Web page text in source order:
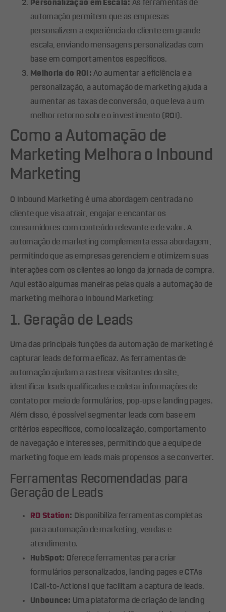
Personalização em Escala: As ferramentas de
automação permitem que as empresas
personalizem a experiência do cliente em grande
escala, enviando mensagens personalizadas com
base em comportamentos específicos.
Melhoria do ROI: Ao aumentar a eficiência e a
personalização, a automação de marketing ajuda a
aumentar as taxas de conversão, o que leva a um
melhor retorno sobre o investimento (ROI).
Como a Automação de
Marketing Melhora o Inbound
Marketing
O Inbound Marketing é uma abordagem centrada no
cliente que visa atrair, engajar e encantar os
consumidores com conteúdo relevante e de valor. A
automação de marketing complementa essa abordagem,
permitindo que as empresas gerenciem e otimizem suas
interações com os clientes ao longo da jornada de compra.
Aqui estão algumas maneiras pelas quais a automação de
marketing melhora o Inbound Marketing:
1. Geração de Leads
Uma das principais funções da automação de marketing é
capturar leads de forma eficaz. As ferramentas de
automação ajudam a rastrear visitantes do site,
identificar leads qualificados e coletar informações de
contato por meio de formulários, pop-ups e landing pages.
Além disso, é possível segmentar leads com base em
critérios específicos, como localização, comportamento
de navegação e interesses, permitindo que a equipe de
marketing foque em leads mais propensos a se converter.
Ferramentas Recomendadas para
Geração de Leads
RD Station: Disponibiliza ferramentas completas
para automação de marketing, vendas e
atendimento.
HubSpot: Oferece ferramentas para criar
formulários personalizados, landing pages e CTAs
(Call-to-Actions) que facilitam a captura de leads.
Unbounce: Uma plataforma de criação de landing